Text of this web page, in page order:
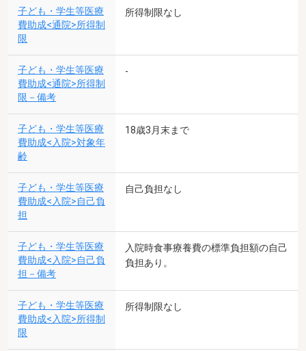
子ども・学生等医療
費助成<通院>所得制
限
所得制限なし
子ども・学生等医療
費助成<通院>所得制
限－備考
-
子ども・学生等医療
費助成<入院>対象年
齢
18歳3月末まで
子ども・学生等医療
費助成<入院>自己負
担
自己負担なし
子ども・学生等医療
費助成<入院>自己負
担－備考
入院時食事療養費の標準負担額の自己
負担あり。
子ども・学生等医療
費助成<入院>所得制
限
所得制限なし